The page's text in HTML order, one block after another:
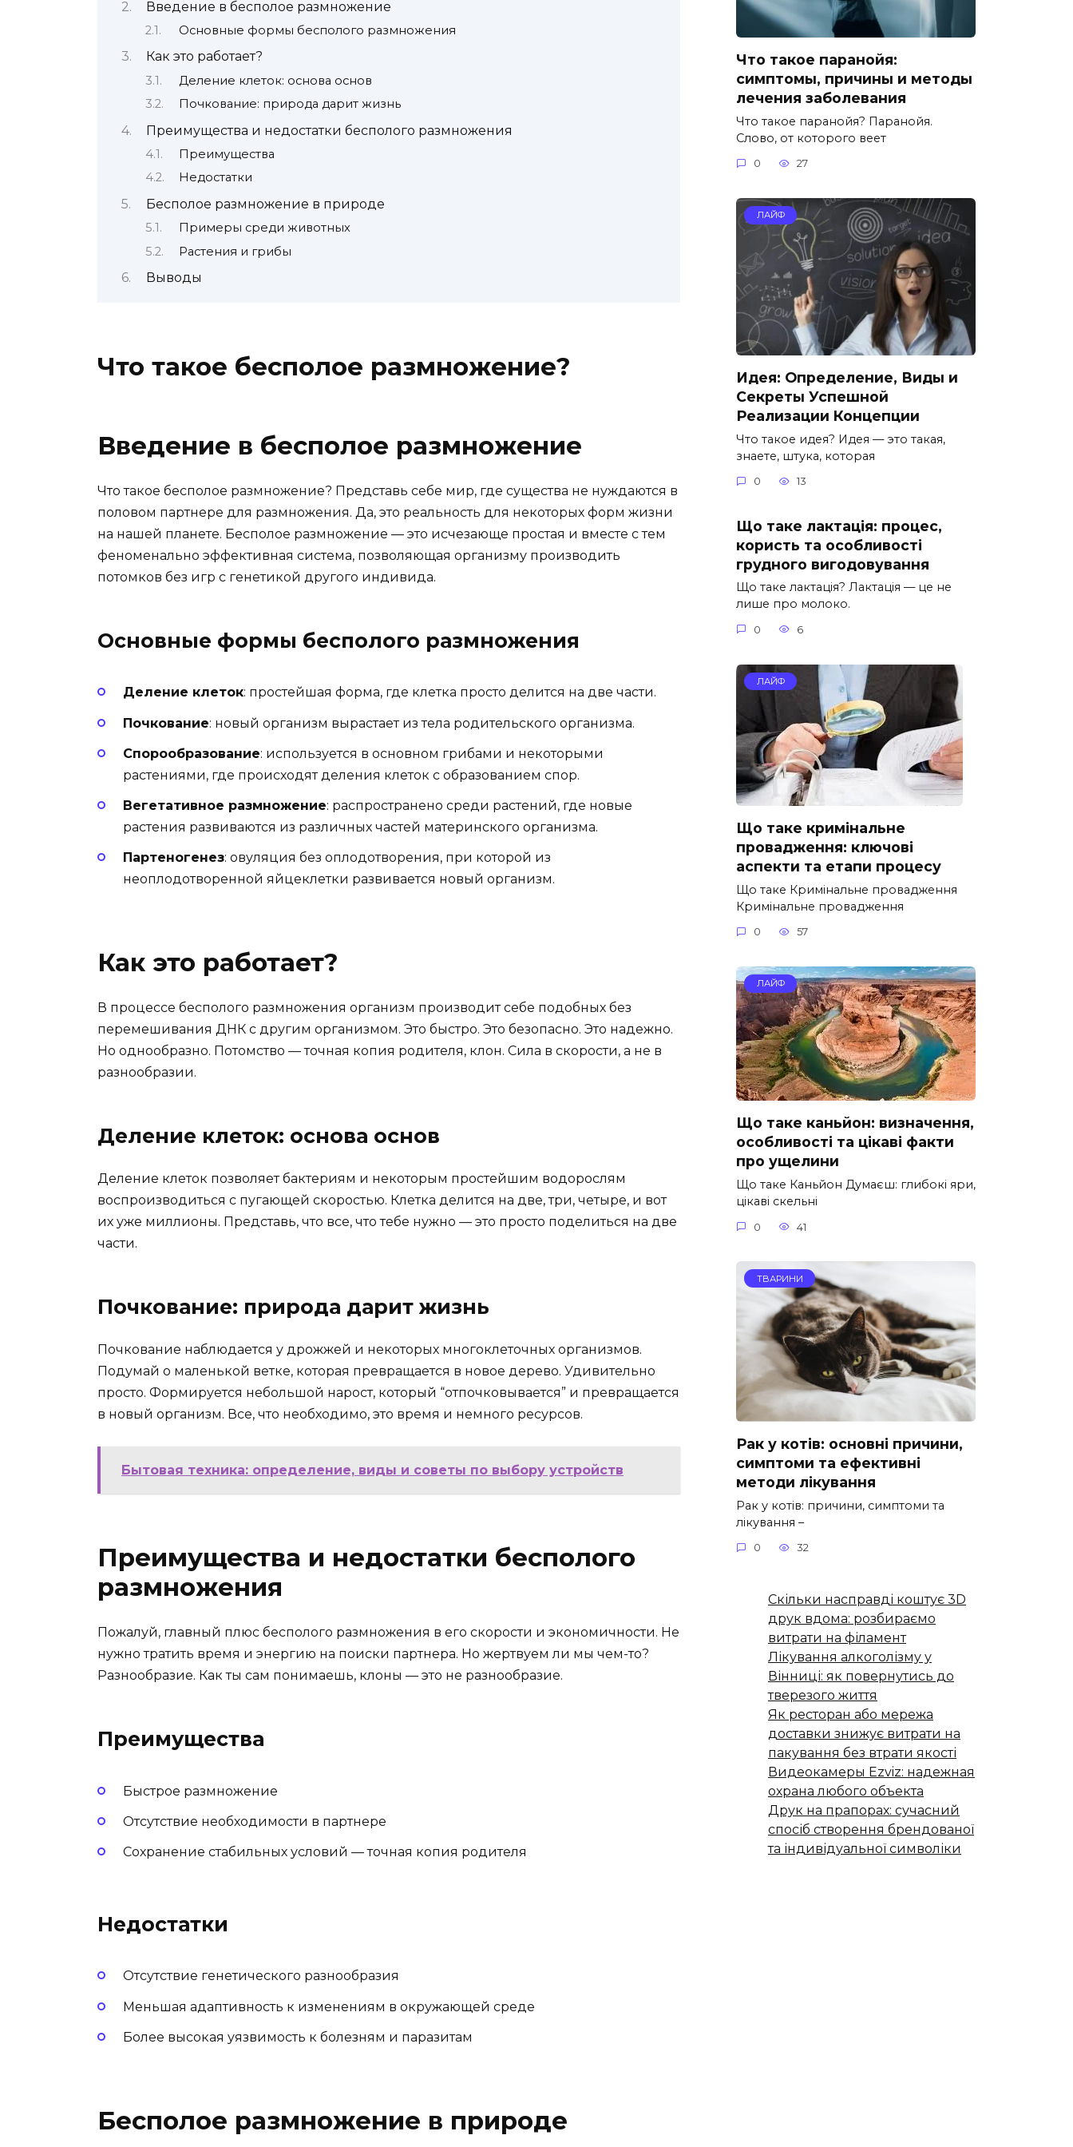
Введение в бесполое размножение
Основные формы бесполого размножения
Как это работает?
Деление клеток: основа основ
Почкование: природа дарит жизнь
Преимущества и недостатки бесполого размножения
Преимущества
Недостатки
Бесполое размножение в природе
Примеры среди животных
Растения и грибы
Выводы
Что такое бесполое размножение?
Введение в бесполое размножение
Что такое бесполое размножение? Представь себе мир, где существа не нуждаются в
половом партнере для размножения. Да, это реальность для некоторых форм жизни
на нашей планете. Бесполое размножение — это исчезающе простая и вместе с тем
феноменально эффективная система, позволяющая организму производить
потомков без игр с генетикой другого индивида.
Основные формы бесполого размножения
Деление клеток: простейшая форма, где клетка просто делится на две части.
Почкование: новый организм вырастает из тела родительского организма.
Спорообразование: используется в основном грибами и некоторыми
растениями, где происходят деления клеток с образованием спор.
Вегетативное размножение: распространено среди растений, где новые
растения развиваются из различных частей материнского организма.
Партеногенез: овуляция без оплодотворения, при которой из
неоплодотворенной яйцеклетки развивается новый организм.
Как это работает?
В процессе бесполого размножения организм производит себе подобных без
перемешивания ДНК с другим организмом. Это быстро. Это безопасно. Это надежно.
Но однообразно. Потомство — точная копия родителя, клон. Сила в скорости, а не в
разнообразии.
Деление клеток: основа основ
Деление клеток позволяет бактериям и некоторым простейшим водорослям
воспроизводиться с пугающей скоростью. Клетка делится на две, три, четыре, и вот
их уже миллионы. Представь, что все, что тебе нужно — это просто поделиться на две
части.
Почкование: природа дарит жизнь
Почкование наблюдается у дрожжей и некоторых многоклеточных организмов.
Подумай о маленькой ветке, которая превращается в новое дерево. Удивительно
просто. Формируется небольшой нарост, который “отпочковывается” и превращается
в новый организм. Все, что необходимо, это время и немного ресурсов.
Бытовая техника: определение, виды и советы по выбору устройств
Преимущества и недостатки бесполого
размножения
Пожалуй, главный плюс бесполого размножения в его скорости и экономичности. Не
нужно тратить время и энергию на поиски партнера. Но жертвуем ли мы чем-то?
Разнообразие. Как ты сам понимаешь, клоны — это не разнообразие.
Преимущества
Быстрое размножение
Отсутствие необходимости в партнере
Сохранение стабильных условий — точная копия родителя
Недостатки
Отсутствие генетического разнообразия
Меньшая адаптивность к изменениям в окружающей среде
Более высокая уязвимость к болезням и паразитам
Бесполое размножение в природе
Что такое паранойя:
симптомы, причины и методы
лечения заболевания
Что такое паранойя? Паранойя.
Слово, от которого веет
0 27
ЛАЙФ
Идея: Определение, Виды и
Секреты Успешной
Реализации Концепции
Что такое идея? Идея — это такая,
знаете, штука, которая
0 13
Що таке лактація: процес,
користь та особливості
грудного вигодовування
Що таке лактація? Лактація — це не
лише про молоко.
0 6
ЛАЙФ
Що таке кримінальне
провадження: ключові
аспекти та етапи процесу
Що таке Кримінальне провадження
Кримінальне провадження
0 57
ЛАЙФ
Що таке каньйон: визначення,
особливості та цікаві факти
про ущелини
Що таке Каньйон Думаєш: глибокі яри,
цікаві скельні
0 41
ТВАРИНИ
Рак у котів: основні причини,
симптоми та ефективні
методи лікування
Рак у котів: причини, симптоми та
лікування –
0 32
Скільки насправді коштує 3D
друк вдома: розбираємо
витрати на філамент
Лікування алкоголізму у
Вінниці: як повернутись до
тверезого життя
Як ресторан або мережа
доставки знижує витрати на
пакування без втрати якості
Видеокамеры Ezviz: надежная
охрана любого объекта
Друк на прапорах: сучасний
спосіб створення брендованої
та індивідуальної символіки